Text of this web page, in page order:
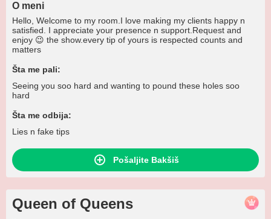
O meni
Hello, Welcome to my room.I love making my clients happy n
satisfied. I appreciate your presence n support.Request and
enjoy 😉 the show.every tip of yours is respected counts and
matters
Šta me pali:
Seeing you soo hard and wanting to pound these holes soo
hard
Šta me odbija:
Lies n fake tips
Pošaljite Bakšiš
Queen of Queens